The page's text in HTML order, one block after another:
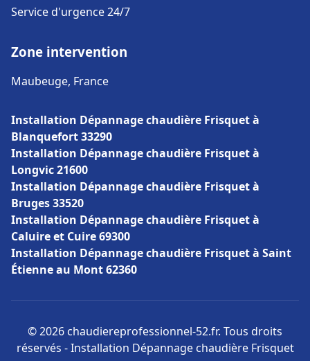
Service d'urgence 24/7
Zone intervention
Maubeuge, France
Installation Dépannage chaudière Frisquet à
Blanquefort 33290
Installation Dépannage chaudière Frisquet à
Longvic 21600
Installation Dépannage chaudière Frisquet à
Bruges 33520
Installation Dépannage chaudière Frisquet à
Caluire et Cuire 69300
Installation Dépannage chaudière Frisquet à Saint
Étienne au Mont 62360
© 2026 chaudiereprofessionnel-52.fr. Tous droits
réservés - Installation Dépannage chaudière Frisquet